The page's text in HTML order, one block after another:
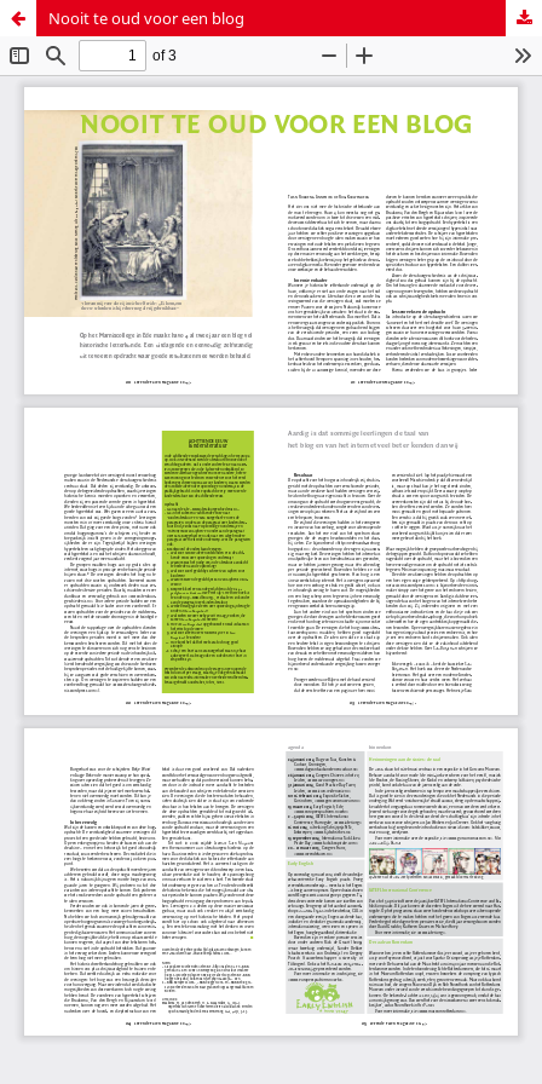
Nooit te oud voor een blog